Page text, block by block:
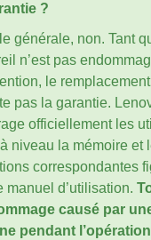
?
générale, non. Tant
n’est pas
le
pas la garantie.
officiellement les
niveau la mémoire et
correspondantes
manuel d’utilisation.
causé par
pendant